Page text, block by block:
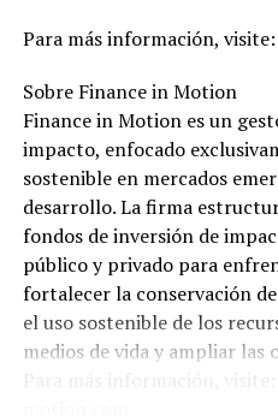
Para más información,
Sobre Finance in Motion
Finance in Motion es un
impacto, enfocado
sostenible en mercados
desarrollo. La firma
fondos de inversión de
público y privado para
fortalecer la conservación
el uso sostenible de los
medios de vida y ampliar las